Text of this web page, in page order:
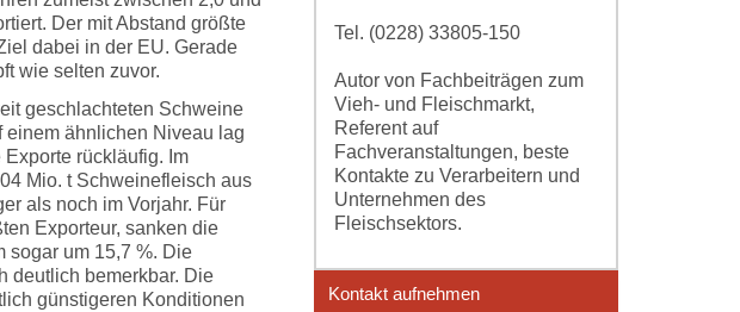
Der mit Abstand größte
dabei in der EU. Gerade
wie selten zuvor.
geschlachteten Schweine
einem ähnlichen Niveau lag
rückläufig. Im
Mio. t Schweinefleisch aus
als noch im Vorjahr. Für
Exporteur, sanken die
sogar um 15,7 %. Die
deutlich bemerkbar. Die
günstigeren Konditionen
Tel. (0228) 33805-150
Autor von Fachbeiträgen zum
Vieh- und Fleischmarkt,
Referent auf
Fachveranstaltungen, beste
Kontakte zu Verarbeitern und
Unternehmen des
Fleischsektors.
Kontakt aufnehmen